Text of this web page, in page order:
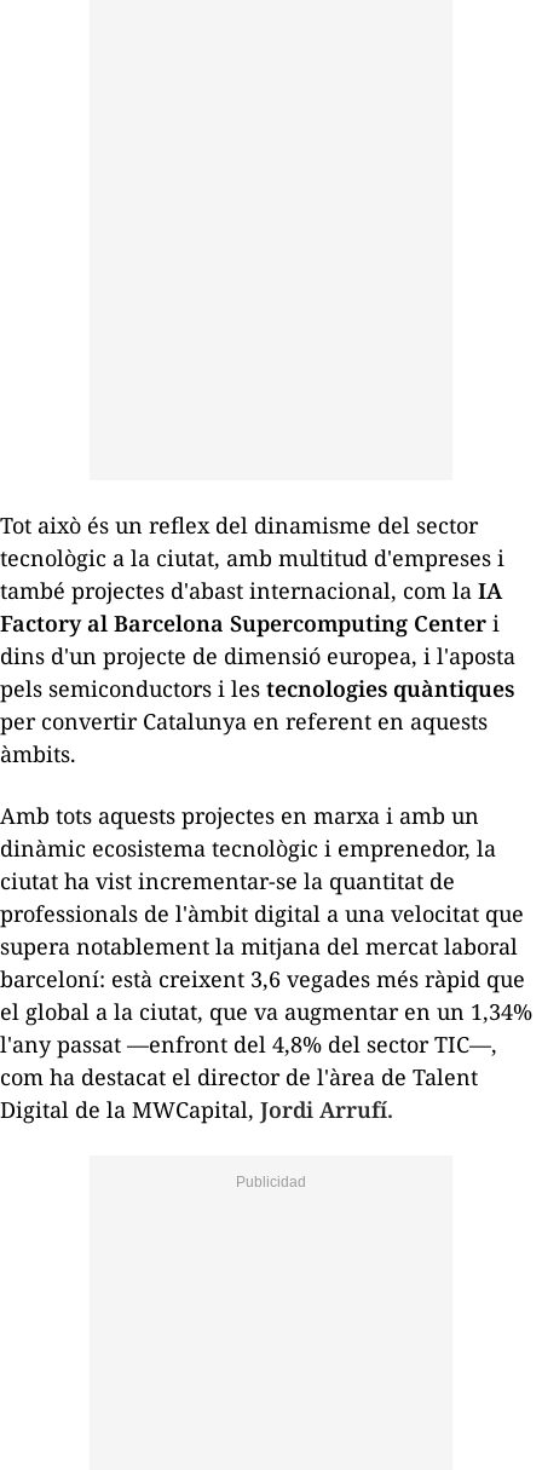
Tot això és un reflex del dinamisme del sector
tecnològic a la ciutat, amb multitud d'empreses i
també projectes d'abast internacional, com la IA
Factory al Barcelona Supercomputing Center i
dins d'un projecte de dimensió europea, i l'aposta
pels semiconductors i les tecnologies quàntiques
per convertir Catalunya en referent en aquests
àmbits.
Amb tots aquests projectes en marxa i amb un
dinàmic ecosistema tecnològic i emprenedor, la
ciutat ha vist incrementar-se la quantitat de
professionals de l'àmbit digital a una velocitat que
supera notablement la mitjana del mercat laboral
barceloní: està creixent 3,6 vegades més ràpid que
el global a la ciutat, que va augmentar en un 1,34%
l'any passat —enfront del 4,8% del sector TIC—,
com ha destacat el director de l'àrea de Talent
Digital de la MWCapital, Jordi Arrufí.